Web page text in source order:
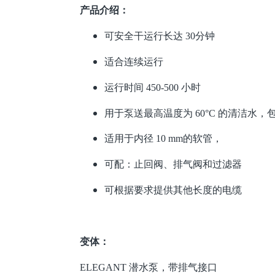
产品介绍：
可安全干运行长达 30分钟
适合连续运行
运行时间 450-500 小时
用于泵送最高温度为 60°C 的清洁水，
适用于内径 10 mm的软管，
可配：止回阀、排气阀和过滤器
可根据要求提供其他长度的电缆
变体：
ELEGANT 潜水泵，带排气接口